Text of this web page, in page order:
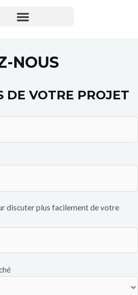
NOUS
DE VOTRE PROJET
discuter plus facilement de votre